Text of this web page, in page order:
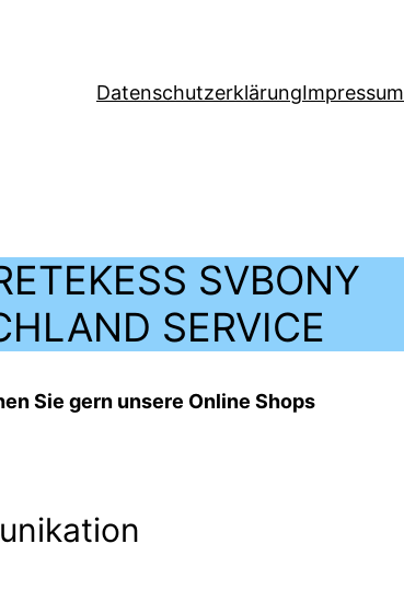
DatenschutzerklärungImpressum
SVBONY
SERVICE
Sie gern unsere Online Shops